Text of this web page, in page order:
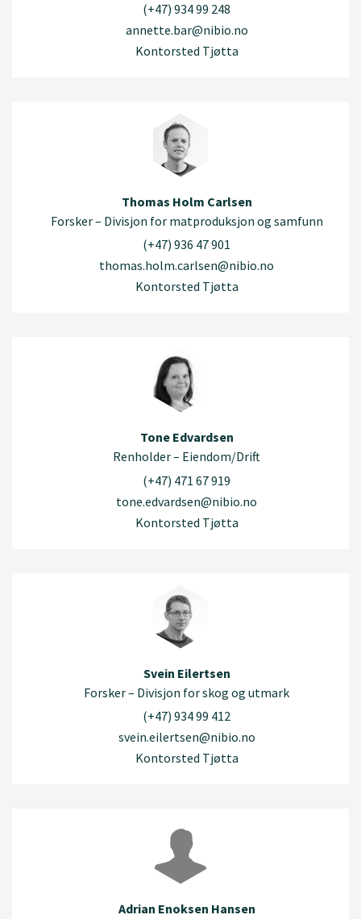
(+47) 934 99 248
annette.bar@nibio.no
Kontorsted Tjøtta
Thomas Holm Carlsen
Forsker – Divisjon for matproduksjon og samfunn
(+47) 936 47 901
thomas.holm.carlsen@nibio.no
Kontorsted Tjøtta
Tone Edvardsen
Renholder – Eiendom/Drift
(+47) 471 67 919
tone.edvardsen@nibio.no
Kontorsted Tjøtta
Svein Eilertsen
Forsker – Divisjon for skog og utmark
(+47) 934 99 412
svein.eilertsen@nibio.no
Kontorsted Tjøtta
Adrian Enoksen Hansen